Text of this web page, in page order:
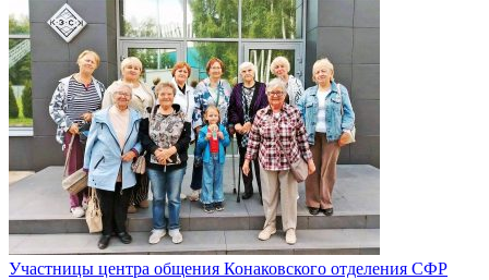
Участницы центра общения Конаковского отделения СФР